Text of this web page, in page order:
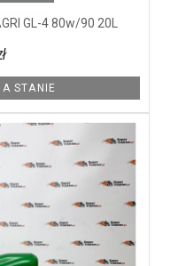
GL-4 80w/90 20L
STANIE